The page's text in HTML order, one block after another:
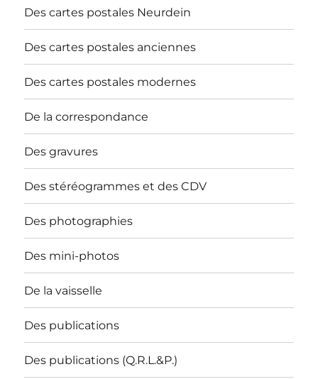
Des cartes postales Neurdein
Des cartes postales anciennes
Des cartes postales modernes
De la correspondance
Des gravures
Des stéréogrammes et des CDV
Des photographies
Des mini-photos
De la vaisselle
Des publications
Des publications (Q.R.L.&P.)